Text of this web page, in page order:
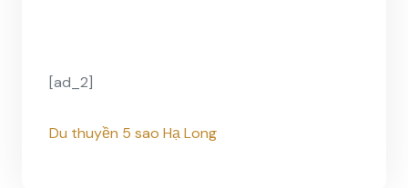
[ad_2]
Du thuyền 5 sao Hạ Long